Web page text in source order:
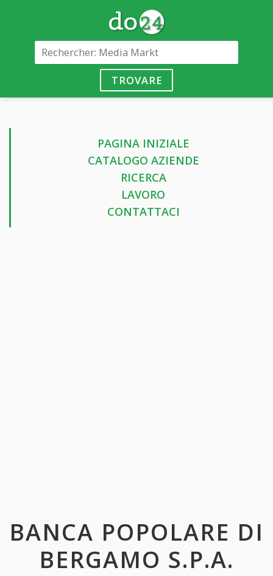
TROVARE
PAGINA INIZIALE
CATALOGO AZIENDE
RICERCA
LAVORO
CONTATTACI
BANCA POPOLARE DI
BERGAMO S.P.A.